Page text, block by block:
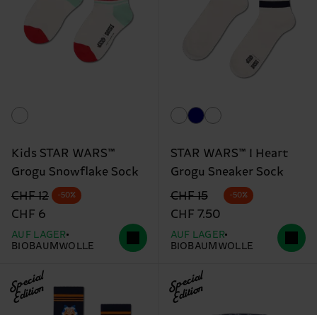
Kids STAR WARS™
Grogu Snowflake Sock
Originalpreis
CHF 12
Reduzierter Preis
CHF 6
-50%
AUF LAGER
BIOBAUMWOLLE
STAR WARS™ I Heart
Grogu Sneaker Sock
Originalpreis
CHF 15
Reduzierter Preis
CHF 7.50
-50%
AUF LAGER
BIOBAUMWOLLE
Special
Edition Special
Edition